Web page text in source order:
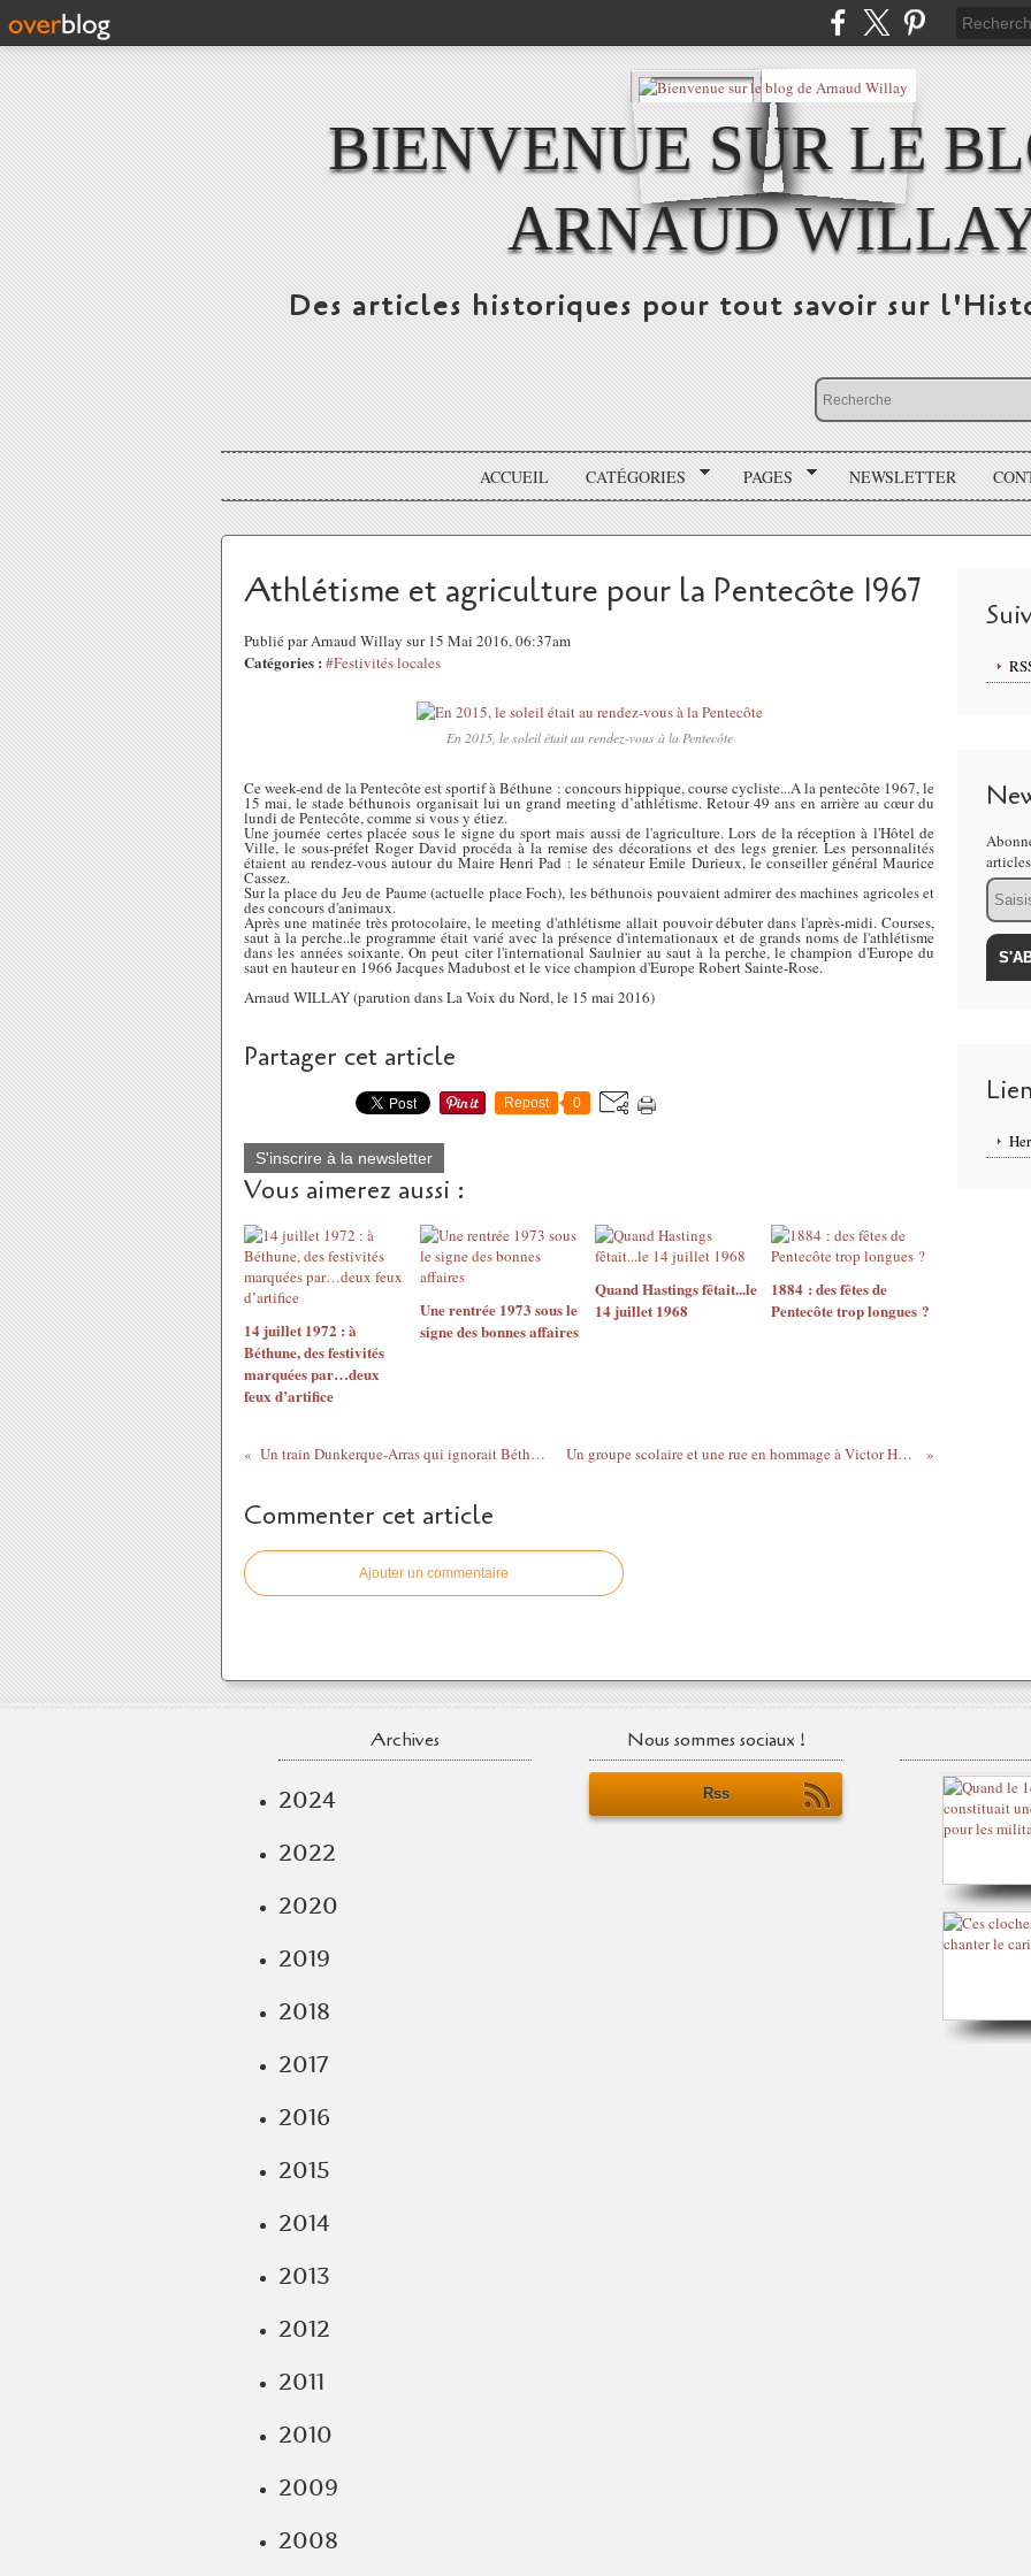
BIENVENUE SUR LE
ARNAUD
Des articles historiques pour tout savoir sur
ACCUEIL CATÉGORIES PAGES NEWSLETTER
Athlétisme et agriculture pour la Pentecôte 1967
Publié par Arnaud Willay sur 15 Mai 2016, 06:37am
Catégories : #Festivités locales
En 2015, le soleil était au rendez-vous à la Pentecôte
Ce week-end de la Pentecôte est sportif à Béthune : concours hippique, course cycliste...A la pentecôte 1967, le
15 mai, le stade béthunois organisait lui un grand meeting d’athlétisme. Retour 49 ans en arrière au cœur du
lundi de Pentecôte, comme si vous y étiez.
Une journée certes placée sous le signe du sport mais aussi de l'agriculture. Lors de la réception à l'Hôtel de
Ville, le sous-préfet Roger David procéda à la remise des décorations et des legs grenier. Les personnalités
étaient au rendez-vous autour du Maire Henri Pad : le sénateur Emile Durieux, le conseiller général Maurice
Cassez.
Sur la place du Jeu de Paume (actuelle place Foch), les béthunois pouvaient admirer des machines agricoles et
des concours d'animaux.
Après une matinée très protocolaire, le meeting d'athlétisme allait pouvoir débuter dans l'après-midi. Courses,
saut à la perche..le programme était varié avec la présence d'internationaux et de grands noms de l'athlétisme
dans les années soixante. On peut citer l'international Saulnier au saut à la perche, le champion d'Europe du
saut en hauteur en 1966 Jacques Madubost et le vice champion d'Europe Robert Sainte-Rose.
Arnaud WILLAY (parution dans La Voix du Nord, le 15 mai 2016)
Partager cet article
Repost 0
S'inscrire à la newsletter
Vous aimerez aussi :
14 juillet 1972 : à
Béthune, des festivités
marquées par…deux
feux d’artifice
Une rentrée 1973 sous le
signe des bonnes affaires
Quand Hastings fêtait...le
14 juillet 1968
1884 : des fêtes de
Pentecôte trop longues ?
Un train Dunkerque-Arras qui ignorait Béthune Un groupe scolaire et une rue en hommage à Victor Hugo
Commenter cet article
Ajouter un commentaire
Email
Archives
2024
2022
2020
2019
2018
2017
2016
2015
2014
2013
2012
2011
2010
2009
2008
Nous sommes sociaux !
Rss